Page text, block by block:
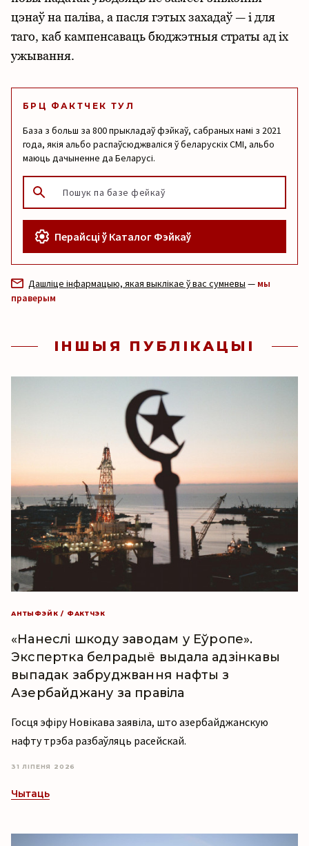
цэнаў на паліва, а пасля гэтых захадаў — і для
таго, каб кампенсаваць бюджэтныя страты ад іх
ужывання.
БРЦ ФАКТЧЕК ТУЛ
База з больш за 800 прыкладаў фэйкаў, сабраных намі з 2021
года, якія альбо распаўсюджваліся ў беларускіх СМІ, альбо
маюць дачыненне да Беларусі.
Перайсці ў Каталог Фэйкаў
Дашліце інфармацыю, якая выклікае ў вас сумневы — мы
праверым
ІНШЫЯ ПУБЛІКАЦЫІ
АНТЫФЭЙК / ФАКТЧЭК
«Нанеслі шкоду заводам у Еўропе».
Экспертка белрадыё выдала адзінкавы
выпадак забруджвання нафты з
Азербайджану за правіла
Госця эфіру Новікава заявіла, што азербайджанскую
нафту трэба разбаўляць расейскай.
31 ЛІПЕНЯ 2026
Чытаць